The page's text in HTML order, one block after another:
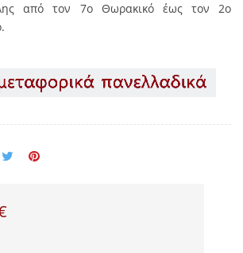
από τον 7ο Θωρακικό έως τον 2ο